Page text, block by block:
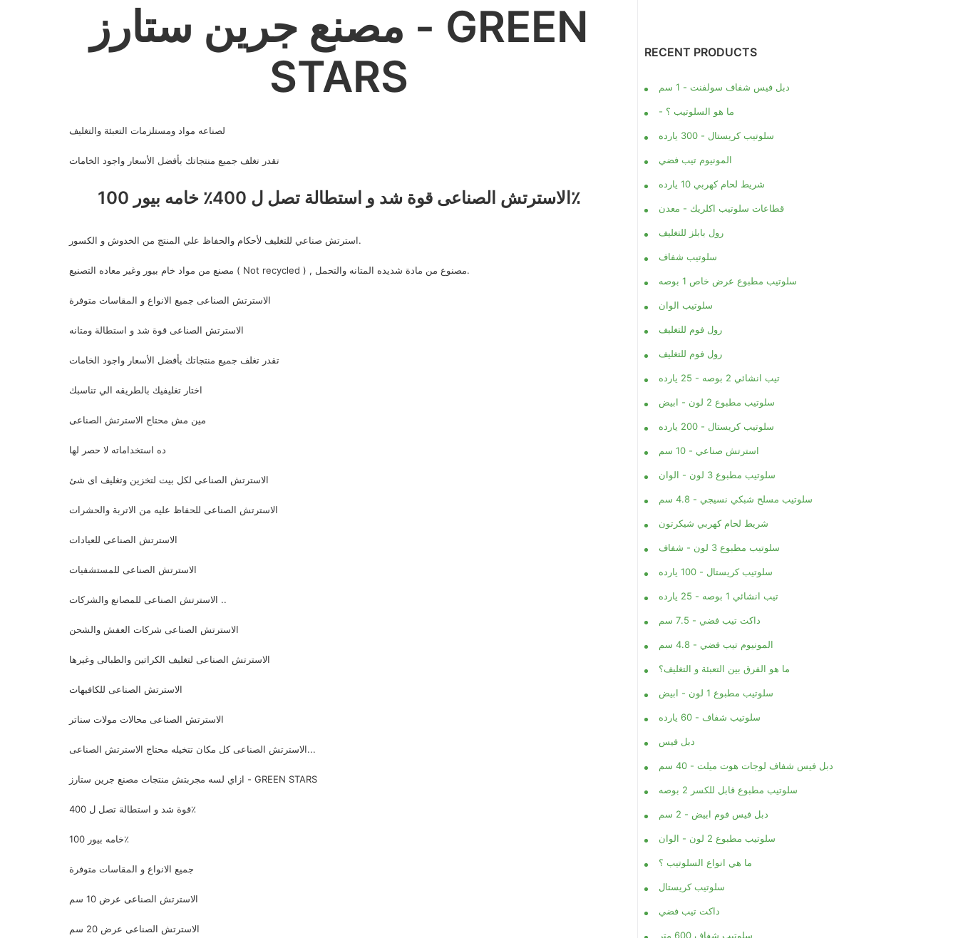
مصنع جرين ستارز - GREEN
STARS
لصناعه مواد ومستلزمات التعبئة والتغليف
تقدر تغلف جميع منتجاتك بأفضل الأسعار واجود الخامات
الاسترتش الصناعى قوة شد و استطالة تصل ل 400٪ خامه بيور 100٪
استرتش صناعي للتغليف لأحكام والحفاظ علي المنتج من الخدوش و الكسور.
مصنع من مواد خام بيور وغير معاده التصنيع ( Not recycled ) , مصنوع من مادة شديده المتانه والتحمل.
الاسترتش الصناعى جميع الانواع و المقاسات متوفرة
الاسترتش الصناعى قوة شد و استطالة ومتانه
تقدر تغلف جميع منتجاتك بأفضل الأسعار واجود الخامات
اختار تغليفيك بالطريقه الي تناسبك
مين مش محتاج الاسترتش الصناعى
ده استخداماته لا حصر لها
الاسترتش الصناعى لكل بيت لتخزين وتغليف اى شئ
الاسترتش الصناعى للحفاظ عليه من الاتربة والحشرات
الاسترتش الصناعى للعيادات
الاسترتش الصناعى للمستشفيات
الاسترتش الصناعى للمصانع والشركات ..
الاسترتش الصناعى شركات العفش والشحن
الاسترتش الصناعى لتغليف الكراتين والطبالى وغيرها
الاسترتش الصناعى للكافيهات
الاسترتش الصناعى محالات مولات سناتر
الاسترتش الصناعى كل مكان تتخيله محتاج الاسترتش الصناعى...
ازاي لسه مجربتش منتجات مصنع جرين ستارز - GREEN STARS
قوة شد و استطالة تصل ل 400٪
خامه بيور 100٪
جميع الانواع و المقاسات متوفرة
الاسترتش الصناعى عرض 10 سم
الاسترتش الصناعى عرض 20 سم
RECENT PRODUCTS
دبل فيس شفاف سولفنت - 1 سم
- ما هو السلوتيب ؟
سلوتيب كريستال - 300 يارده
المونيوم تيب فضي
شريط لحام كهربي 10 يارده
قطاعات سلوتيب اكلريك - معدن
رول بابلز للتغليف
سلوتيب شفاف
سلوتيب مطبوع عرض خاص 1 بوصه
سلوتيب الوان
رول فوم للتغليف
رول فوم للتغليف
تيب انشائي 2 بوصه - 25 يارده
سلوتيب مطبوع 2 لون - ابيض
سلوتيب كريستال - 200 يارده
استرتش صناعي - 10 سم
سلوتيب مطبوع 3 لون - الوان
سلوتيب مسلح شبكي نسيجي - 4.8 سم
شريط لحام كهربي شيكرتون
سلوتيب مطبوع 3 لون - شفاف
سلوتيب كريستال - 100 يارده
تيب انشائي 1 بوصه - 25 يارده
داكت تيب فضي - 7.5 سم
المونيوم تيب فضي - 4.8 سم
ما هو الفرق بين التعبئة و التغليف؟
سلوتيب مطبوع 1 لون - ابيض
سلوتيب شفاف - 60 يارده
دبل فيس
دبل فيس شفاف لوجات هوت ميلت - 40 سم
سلوتيب مطبوع قابل للكسر 2 بوصه
دبل فيس فوم ابيض - 2 سم
سلوتيب مطبوع 2 لون - الوان
ما هي انواع السلوتيب ؟
سلوتيب كريستال
داكت تيب فضي
سلوتيب شفاف 600 متر